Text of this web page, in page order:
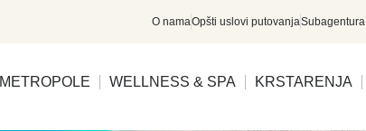
O namaOpšti uslovi putovanjaSubagentura
METROPOLE WELLNESS & SPA KRSTARENJA